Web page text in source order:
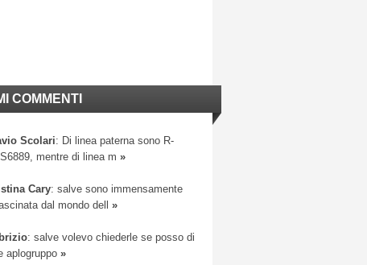
COMMENTI
Scolari: Di linea paterna sono R-
mentre di linea m »
Cary: salve sono immensamente
dal mondo dell »
: salve volevo chiederle se posso di
aplogruppo »